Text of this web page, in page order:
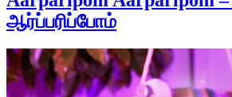
ஆர்ப்பரிப்போம்